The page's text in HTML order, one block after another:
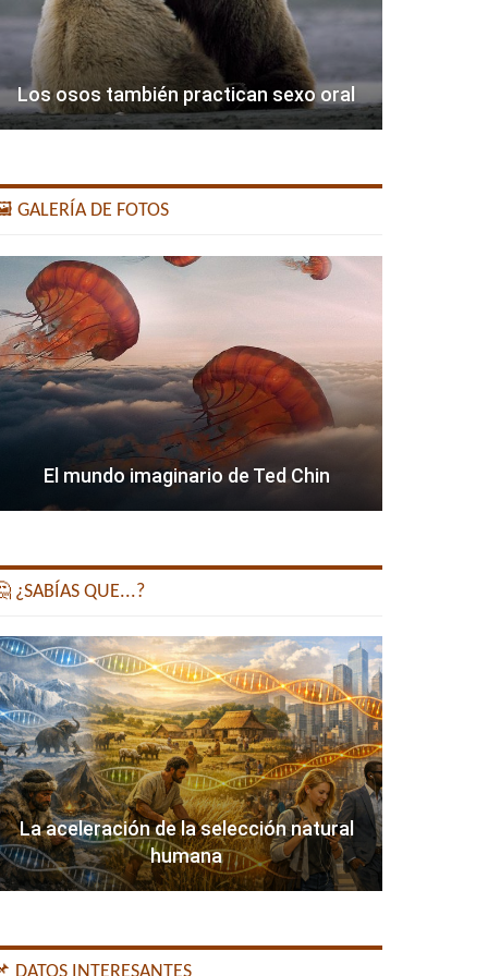
Los osos también practican sexo oral
GALERÍA DE FOTOS
El mundo imaginario de Ted Chin
¿SABÍAS QUE...?
La aceleración de la selección natural
humana